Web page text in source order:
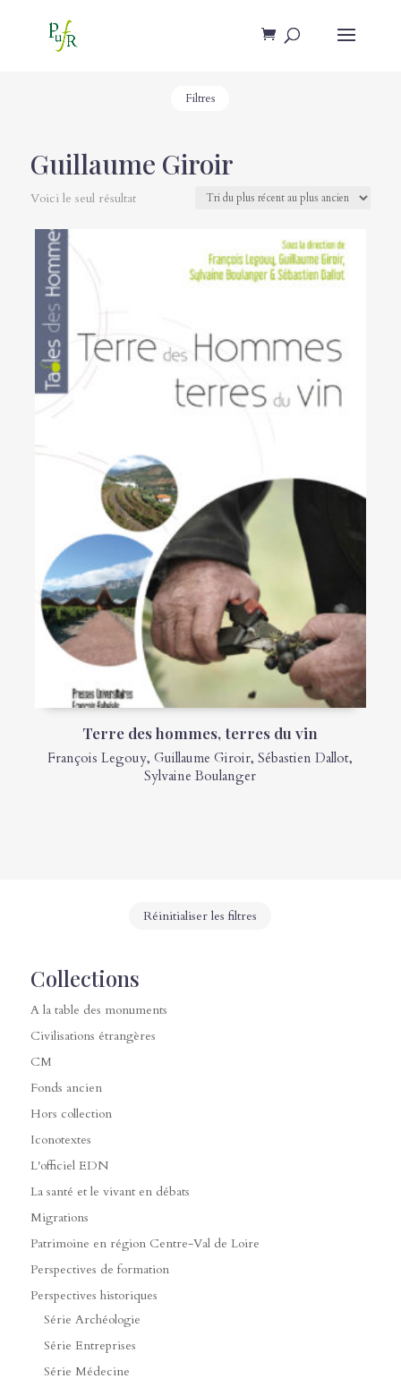
Filtres
Guillaume Giroir
Voici le seul résultat
Terre des hommes, terres du vin
François Legouy,Guillaume Giroir,Sébastien Dallot,
Sylvaine Boulanger
Réinitialiser les filtres
Collections
A la table des monuments
Civilisations étrangères
CM
Fonds ancien
Hors collection
Iconotextes
L'officiel EDN
La santé et le vivant en débats
Migrations
Patrimoine en région Centre-Val de Loire
Perspectives de formation
Perspectives historiques
Série Archéologie
Série Entreprises
Série Médecine